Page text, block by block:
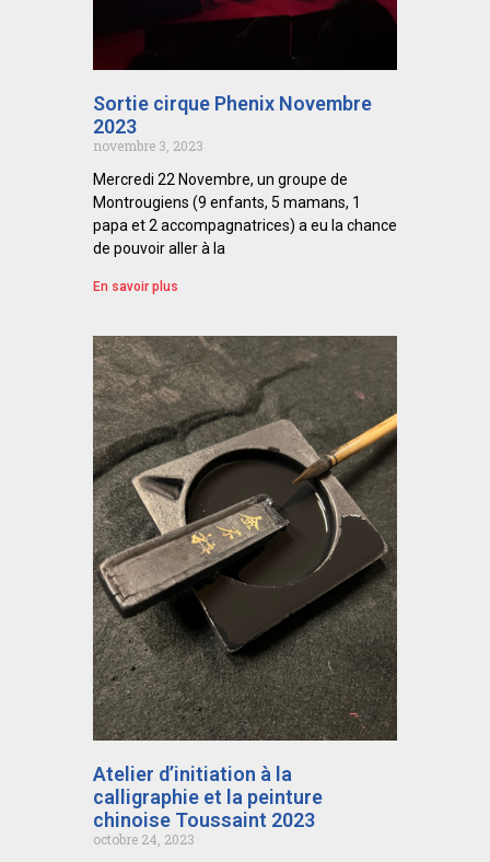
Sortie cirque Phenix Novembre
2023
novembre 3, 2023
Mercredi 22 Novembre, un groupe de
Montrougiens (9 enfants, 5 mamans, 1
papa et 2 accompagnatrices) a eu la chance
de pouvoir aller à la
En savoir plus
Atelier d’initiation à la
calligraphie et la peinture
chinoise Toussaint 2023
octobre 24, 2023